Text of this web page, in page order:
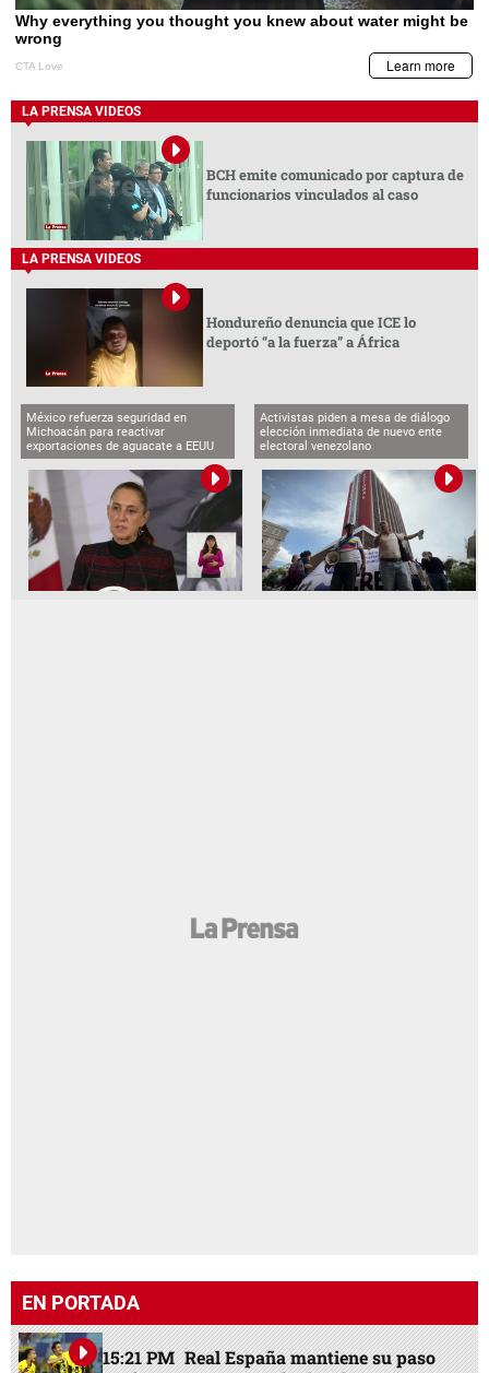
LA PRENSA VIDEOS
BCH emite comunicado por captura de
funcionarios vinculados al caso
LA PRENSA VIDEOS
Hondureño denuncia que ICE lo
deportó “a la fuerza” a África
México refuerza seguridad en
Michoacán para reactivar
exportaciones de aguacate a EEUU
Activistas piden a mesa de diálogo
elección inmediata de nuevo ente
electoral venezolano
EN PORTADA
15:21 PM Real España mantiene su paso